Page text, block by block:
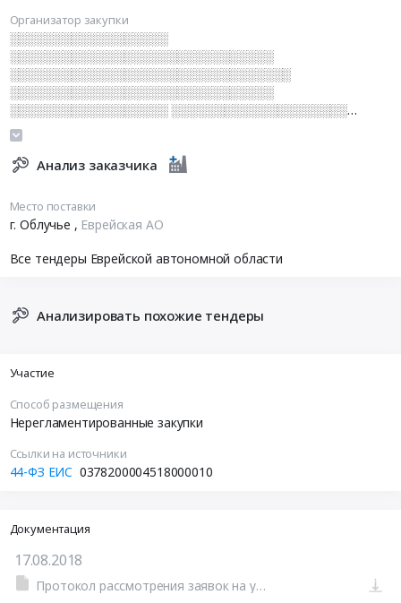
Организатор закупки
░░░░░░░░░░░░░░░░░░
░░░░░░░░░░░░░░░░░░░░░░░░░░░░░░
░░░░░░░░░░░░░░░░░░░░░░░░░░░░░░░░
░░░░░░░░░░░░░░░░░░░░░░░░░░░░░░
░░░░░░░░░░░░░░░░░░ ░░░░░░░░░░░░░░░░░░░░
░░░░░░░░░░░░░░░░░░░░░░░ ░░░░░░░░░░░░░░░
Анализ заказчика
Место поставки
г. Облучье , Еврейская АО
Все тендеры Еврейской автономной области
Анализировать похожие тендеры
Участие
Способ размещения
Нерегламентированные закупки
Ссылки на источники
44-ФЗ ЕИС 0378200004518000010
Документация
17.08.2018
Протокол рассмотрения заявок на участие в электронном аукционе от 14.08.2018 №0378200004518000010-1